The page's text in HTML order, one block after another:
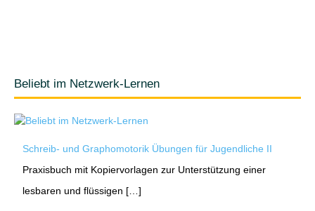
Beliebt im Netzwerk-Lernen
Schreib- und Graphomotorik Übungen für Jugendliche II
Praxisbuch mit Kopiervorlagen zur Unterstützung einer
lesbaren und flüssigen […]